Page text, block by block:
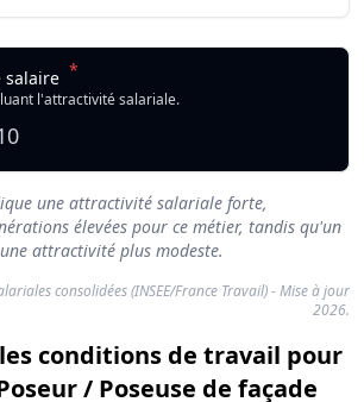
salaire *
l'attractivité salariale.
une attractivité salariale forte,
élevées pour ce métier, tandis qu'un
attractivité plus modeste.
consolidées (INSEE/France Travail) - Mise à jour
2026.
conditions de travail pour
/ Poseuse de façade